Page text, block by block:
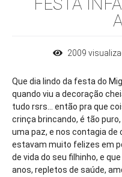
FESTA
2009
Que dia lindo da festa do
quando viu a decoração
tudo rsrs... então pra que
crinça brincando, é tão
uma paz, e nos contagia de
estavam muito felizes em
de vida do seu filhinho, e
anos, repletos de saúde,